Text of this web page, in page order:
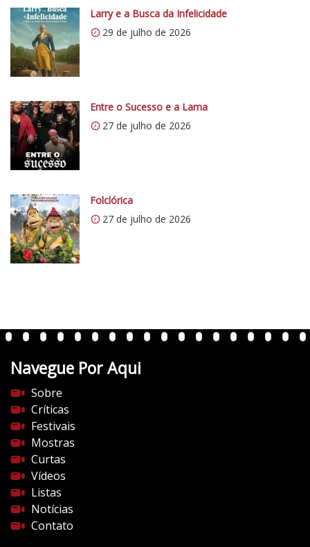
C
r
í
t
c
o
5
1
Larry e a Busca da Infelicidade
29 de julho de 2026
Entre o Sucesso e a Lama
27 de julho de 2026
Folclórica
27 de julho de 2026
Navegue Por Aqui
Sobre
Críticas
Festivais
Mostras
Curtas
Vídeos
Listas
Notícias
Contato